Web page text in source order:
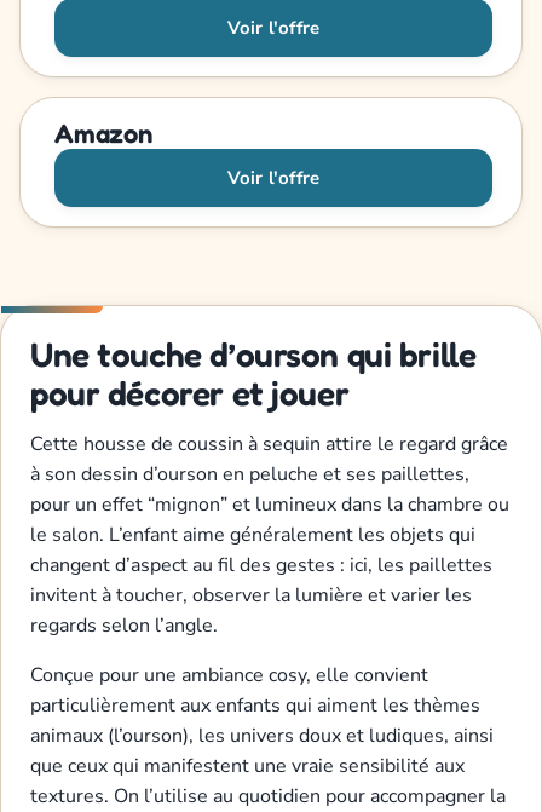
Voir l'offre
Amazon
Voir l'offre
Une touche d’ourson qui brille
pour décorer et jouer
Cette housse de coussin à sequin attire le regard grâce
à son dessin d’ourson en peluche et ses paillettes,
pour un effet “mignon” et lumineux dans la chambre ou
le salon. L’enfant aime généralement les objets qui
changent d’aspect au fil des gestes : ici, les paillettes
invitent à toucher, observer la lumière et varier les
regards selon l’angle.
Conçue pour une ambiance cosy, elle convient
particulièrement aux enfants qui aiment les thèmes
animaux (l’ourson), les univers doux et ludiques, ainsi
que ceux qui manifestent une vraie sensibilité aux
textures. On l’utilise au quotidien pour accompagner la